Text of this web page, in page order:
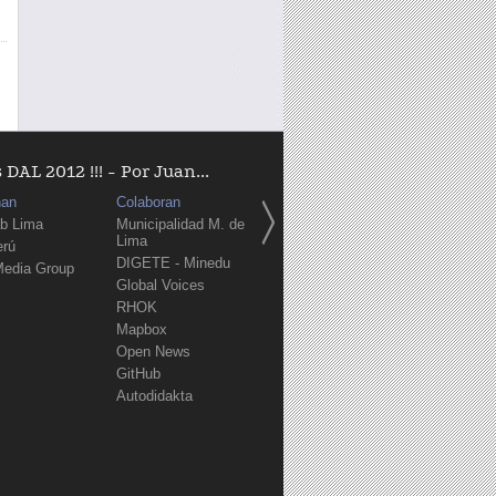
2012 !!! - Por Juan...
Lima
Group
Colaboran
Municipalidad M. de
Lima
DIGETE - Minedu
Global Voices
RHOK
Mapbox
Open News
GitHub
Autodidakta